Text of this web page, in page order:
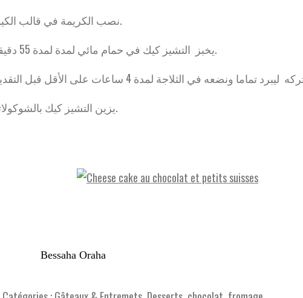
- نصب الكريمة في قالب الكيك.
- يخبز التشيز كيك في حمام مائي لمدة لمدة 55 دقيقة.
- يزين التشيز كيك بالشوكولاتة.
Bessaha Oraha